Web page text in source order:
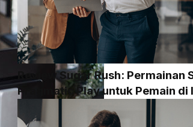
Review Sugar Rush: Permainan
Pragmatic Play untuk Pemain di